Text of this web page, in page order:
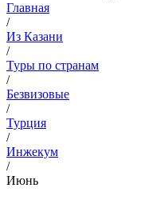
Главная
/
Из Казани
/
Туры по странам
/
Безвизовые
/
Турция
/
Инжекум
/
Июнь